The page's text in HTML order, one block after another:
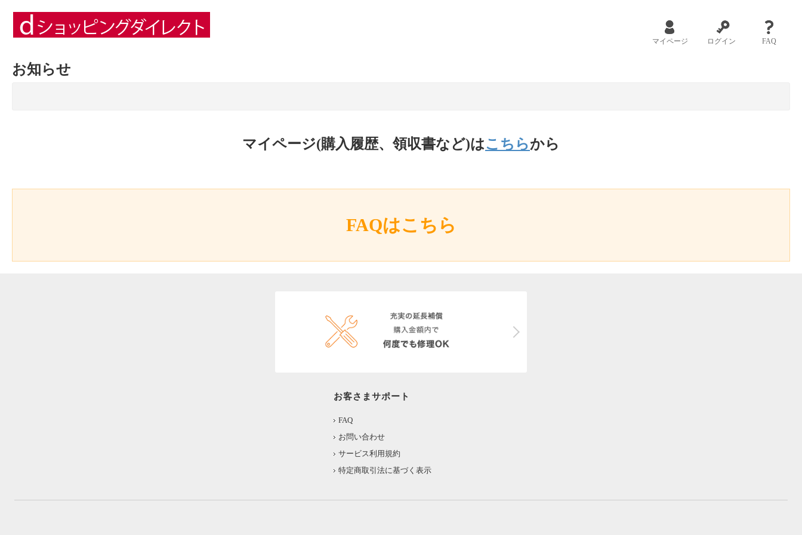
マイページ ログイン FAQ
お知らせ
マイページ(購入履歴、領収書など)はこちらから
FAQはこちら
お客さまサポート
FAQ
お問い合わせ
サービス利用規約
特定商取引法に基づく表示